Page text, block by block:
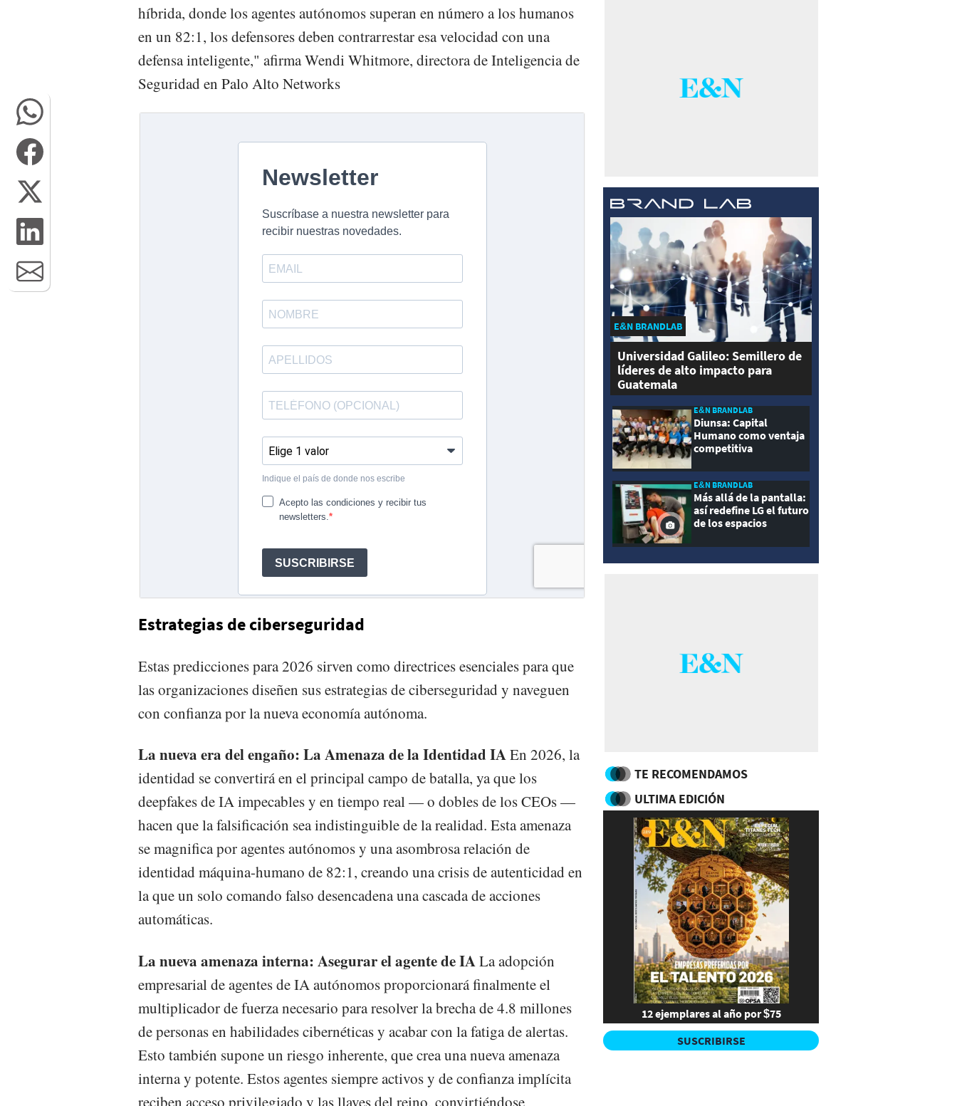
híbrida, donde los agentes autónomos superan en número a los humanos
en un 82:1, los defensores deben contrarrestar esa velocidad con una
defensa inteligente," afirma Wendi Whitmore, directora de Inteligencia de
Seguridad en Palo Alto Networks
Estrategias de ciberseguridad
Estas predicciones para 2026 sirven como directrices esenciales para que
las organizaciones diseñen sus estrategias de ciberseguridad y naveguen
con confianza por la nueva economía autónoma.
La nueva era del engaño: La Amenaza de la Identidad IAEn 2026, la
identidad se convertirá en el principal campo de batalla, ya que los
deepfakes de IA impecables y en tiempo real — o dobles de los CEOs —
hacen que la falsificación sea indistinguible de la realidad. Esta amenaza
se magnifica por agentes autónomos y una asombrosa relación de
identidad máquina-humano de 82:1, creando una crisis de autenticidad en
la que un solo comando falso desencadena una cascada de acciones
automáticas.
La nueva amenaza interna: Asegurar el agente de IALa adopción
empresarial de agentes de IA autónomos proporcionará finalmente el
multiplicador de fuerza necesario para resolver la brecha de 4.8 millones
de personas en habilidades cibernéticas y acabar con la fatiga de alertas.
Esto también supone un riesgo inherente, que crea una nueva amenaza
interna y potente. Estos agentes siempre activos y de confianza implícita
reciben acceso privilegiado y las llaves del reino, convirtiéndose
E&N BRANDLAB
Universidad Galileo: Semillero de
líderes de alto impacto para
Guatemala
E&N BRANDLAB
Diunsa: Capital
Humano como ventaja
competitiva
E&N BRANDLAB
Más allá de la pantalla:
así redefine LG el futuro
de los espacios
TE RECOMENDAMOS
ULTIMA EDICIÓN
12 ejemplares al año por $75
SUSCRIBIRSE